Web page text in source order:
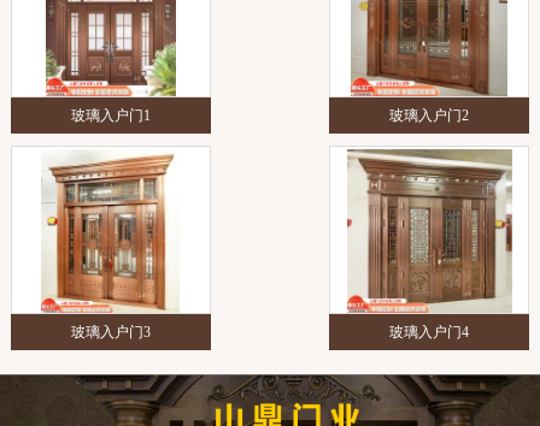
玻璃入户门1 玻璃入户门2
玻璃入户门3 玻璃入户门4